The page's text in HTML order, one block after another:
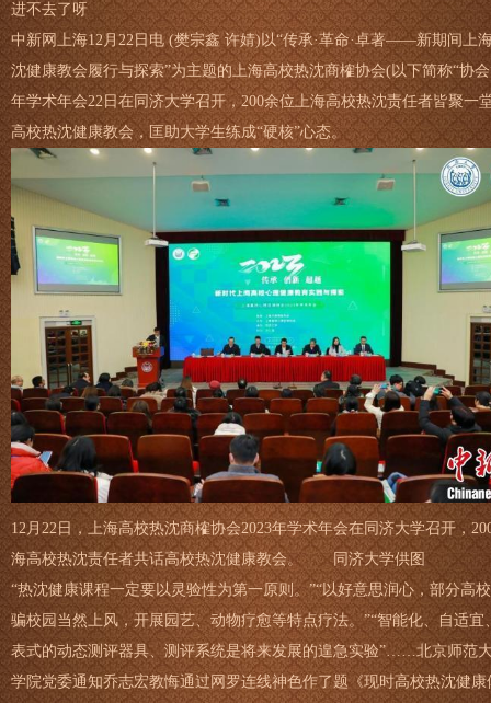
进不去了呀
中新网上海12月22日电 (樊宗鑫 许婧)以“传承·革命·卓著——新期间上
沈健康教会履行与探索”为主题的上海高校热沈商榷协会(以下简称“协会
年学术年会22日在同济大学召开，200余位上海高校热沈责任者皆聚一
高校热沈健康教会，匡助大学生练成“硬核”心态。
12月22日，上海高校热沈商榷协会2023年学术年会在同济大学召开，
海高校热沈责任者共话高校热沈健康教会。 同济大学供图
“热沈健康课程一定要以灵验性为第一原则。”“以好意思润心，部分高
骗校园当然上风，开展园艺、动物疗愈等特点疗法。”“智能化、自适宜
表式的动态测评器具、测评系统是将来发展的遑急实验”……北京师范
学院党委通知乔志宏教悔通过网罗连线神色作了题《现时高校热沈健康